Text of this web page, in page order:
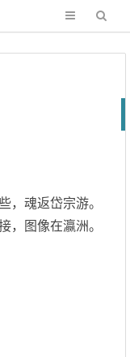
，魂返岱宗游。
，图像在瀛洲。